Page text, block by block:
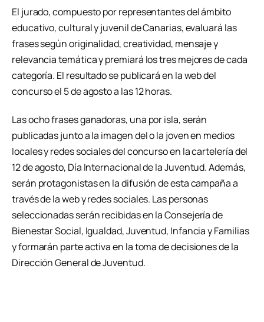
El jurado, compuesto por representantes del ámbito
educativo, cultural y juvenil de Canarias, evaluará las
frases según originalidad, creatividad, mensaje y
relevancia temática y premiará los tres mejores de cada
categoría. El resultado se publicará en la web del
concurso el 5 de agosto a las 12 horas.
Las ocho frases ganadoras, una por isla, serán
publicadas junto a la imagen del o la joven en medios
locales y redes sociales del concurso en la cartelería del
12 de agosto, Día Internacional de la Juventud. Además,
serán protagonistas en la difusión de esta campaña a
través de la web y redes sociales. Las personas
seleccionadas serán recibidas en la Consejería de
Bienestar Social, Igualdad, Juventud, Infancia y Familias
y formarán parte activa en la toma de decisiones de la
Dirección General de Juventud.